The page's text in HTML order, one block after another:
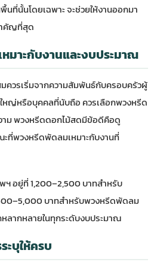
ที่นั้นโดยเฉพาะ จะช่วยให้งานออกมา
คัญที่สุด
มาะกับงานและงบประมาณ
ควรเริ่มจากความสัมพันธ์กับครอบครัวผู้
หญ่หรือบุคคลที่นับถือ ควรเลือกพวงหรีด
ม พวงหรีดดอกไม้สดมีข้อดีคือดู
ที่พวงหรีดพัดลมเหมาะกับงานที่
ฯ อยู่ที่ 1,200–2,500 บาทสำหรับ
บาทสำหรับพวงหรีดพัดลม
ลากหลายในทุกระดับงบประมาณ
ะบุให้ครบ